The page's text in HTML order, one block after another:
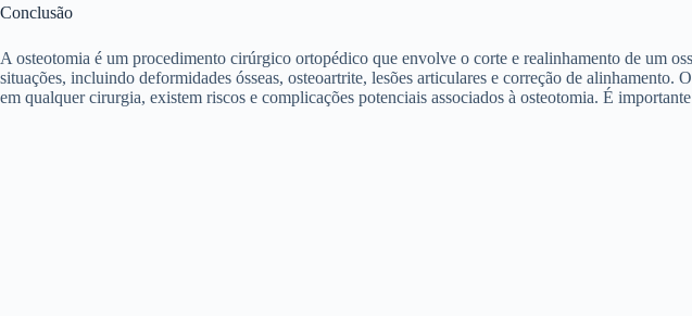
Conclusão
A osteotomia é um procedimento cirúrgico ortopédico que envolve o corte e realinhamento de um
situações, incluindo deformidades ósseas, osteoartrite, lesões articulares e correção de
em qualquer cirurgia, existem riscos e complicações potenciais associados à osteotomia. É